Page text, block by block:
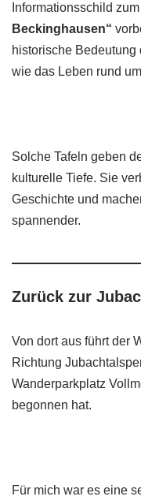
Informationsschild zum
Beckinghausen“
historische Bedeutung
wie das Leben rund
Solche Tafeln geben
kulturelle Tiefe. Sie
Geschichte und
spannender.
Zurück zur
Von dort aus führt der
Richtung
Wanderparkplatz
begonnen hat.
Für mich war es eine